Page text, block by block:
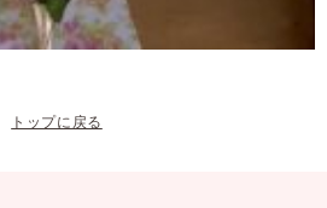
トップに戻る